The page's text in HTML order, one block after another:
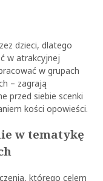
dzieci, dlatego
w atrakcyjnej
w grupach
– zagrają
przed siebie scenki
kości opowieści.
w tematykę
którego celem